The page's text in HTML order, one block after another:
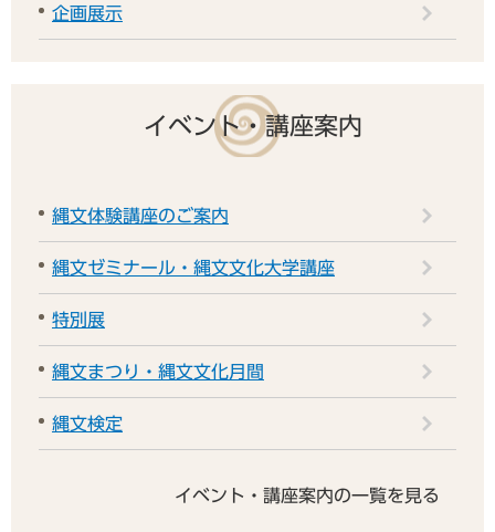
企画展示
イベント・講座案内
縄文体験講座のご案内
縄文ゼミナール・縄文文化大学講座
特別展
縄文まつり・縄文文化月間
縄文検定
イベント・講座案内の一覧を見る